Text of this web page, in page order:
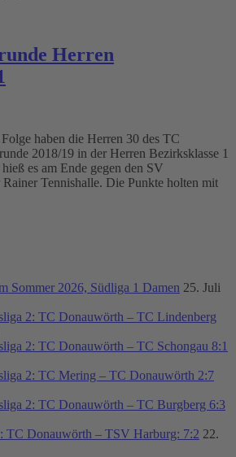
Herren
haben die Herren 30 des TC
2018/19 in der Herren Bezirksklasse 1
es am Ende gegen den SV
Tennishalle. Die Punkte holten mit
Sommer 2026, Südliga 1 Damen 25. Juli
2: TC Donauwörth – TC Lindenberg
2: TC Donauwörth – TC Schongau 8:1
2: TC Mering – TC Donauwörth 2:7
2: TC Donauwörth – TC Burgberg 6:3
TC Donauwörth – TSV Harburg: 7:2 22.